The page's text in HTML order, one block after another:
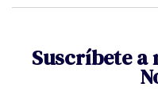
Suscríbete a